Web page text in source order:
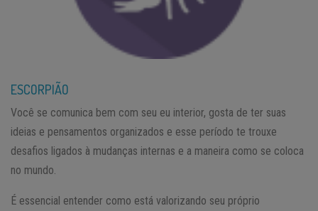
ESCORPIÃO
Você se comunica bem com seu eu interior, gosta de ter suas
ideias e pensamentos organizados e esse período te trouxe
desafios ligados à mudanças internas e a maneira como se coloca
no mundo.
É essencial entender como está valorizando seu próprio